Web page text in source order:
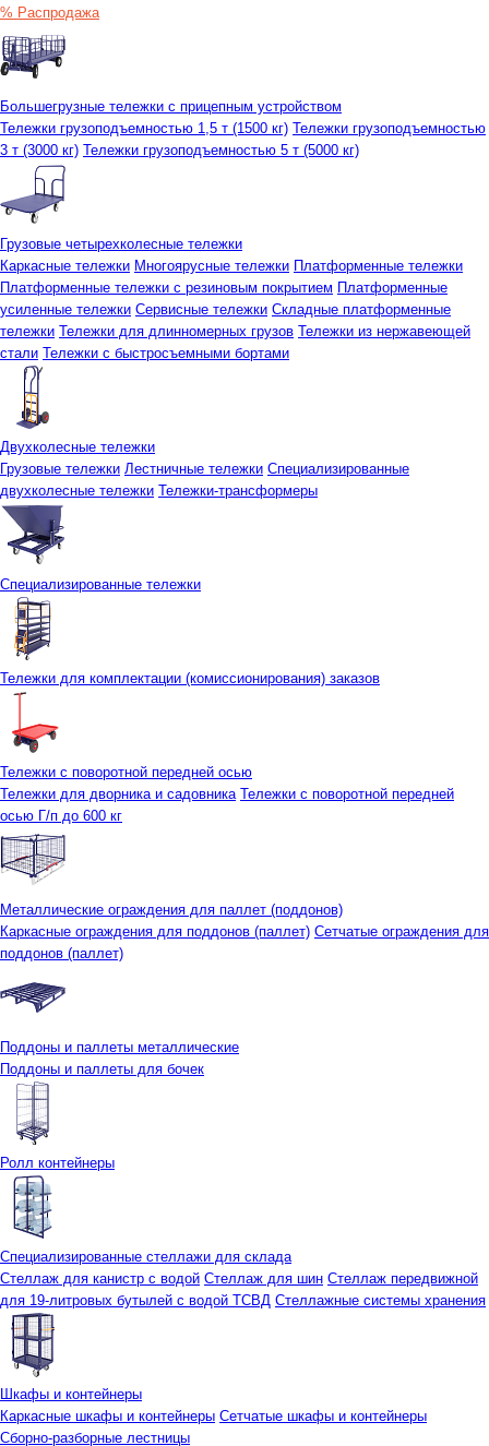
% Распродажа
Большегрузные тележки с прицепным устройством
Тележки грузоподъемностью 1,5 т (1500 кг) Тележки грузоподъемностью
3 т (3000 кг) Тележки грузоподъемностью 5 т (5000 кг)
Грузовые четырехколесные тележки
Каркасные тележки Многоярусные тележки Платформенные тележки
Платформенные тележки с резиновым покрытием Платформенные
усиленные тележки Сервисные тележки Складные платформенные
тележки Тележки для длинномерных грузов Тележки из нержавеющей
стали Тележки с быстросъемными бортами
Двухколесные тележки
Грузовые тележки Лестничные тележки Специализированные
двухколесные тележки Тележки-трансформеры
Специализированные тележки
Тележки для комплектации (комиссионирования) заказов
Тележки с поворотной передней осью
Тележки для дворника и садовника Тележки с поворотной передней
осью Г/п до 600 кг
Металлические ограждения для паллет (поддонов)
Каркасные ограждения для поддонов (паллет) Сетчатые ограждения для
поддонов (паллет)
Поддоны и паллеты металлические
Поддоны и паллеты для бочек
Ролл контейнеры
Специализированные стеллажи для склада
Стеллаж для канистр с водой Стеллаж для шин Стеллаж передвижной
для 19-литровых бутылей с водой ТСВД Стеллажные системы хранения
Шкафы и контейнеры
Каркасные шкафы и контейнеры Сетчатые шкафы и контейнеры
Сборно-разборные лестницы